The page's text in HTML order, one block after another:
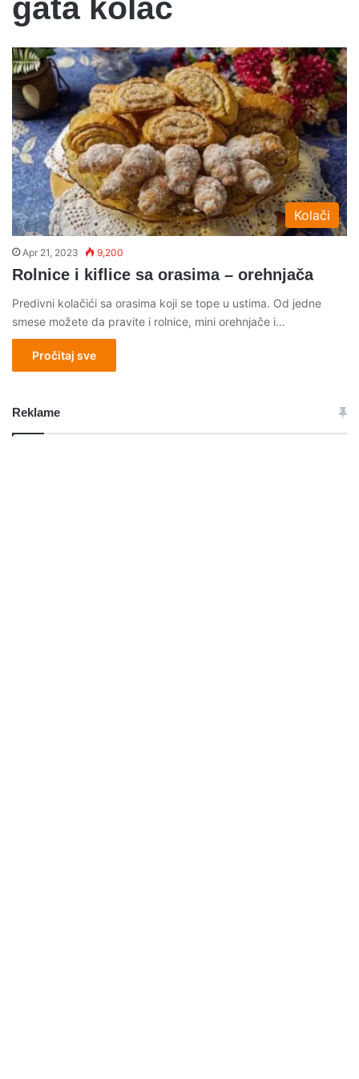
gata kolac
Kolači
Apr 21, 2023 9,200
Rolnice i kiflice sa orasima – orehnjača
Predivni kolačići sa orasima koji se tope u ustima. Od jedne
smese možete da pravite i rolnice, mini orehnjače i…
Pročitaj sve
Reklame